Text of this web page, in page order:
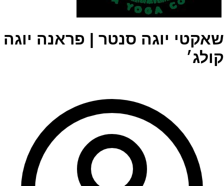
שאקטי יוגה סנטר | פראנה יוגה
קולג׳